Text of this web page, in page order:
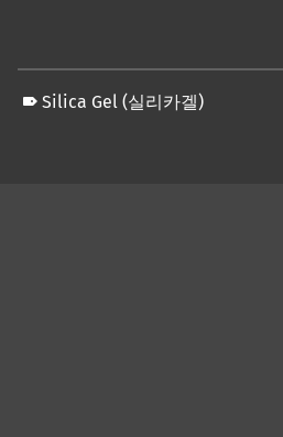
Silica Gel (실리카겔)